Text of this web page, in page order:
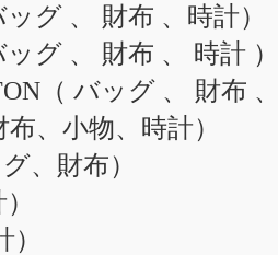
グ 、 財布 、時計）
グ 、 財布 、 時計 ）
（ バッグ 、 財布
、小物、時計）
、財布）